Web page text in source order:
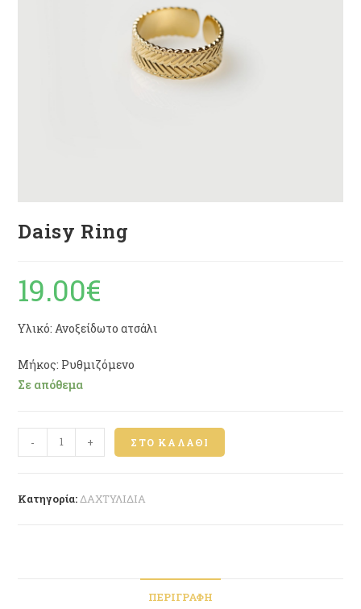
Daisy Ring
19.00€
Υλικό: Ανοξείδωτο ατσάλι
Μήκος: Ρυθμιζόμενο
Σε απόθεμα
- + ΣΤΟ ΚΑΛΆΘΙ
Κατηγορία:ΔΑΧΤΥΛΙΔΙΑ
ΠΕΡΙΓΡΑΦΉ